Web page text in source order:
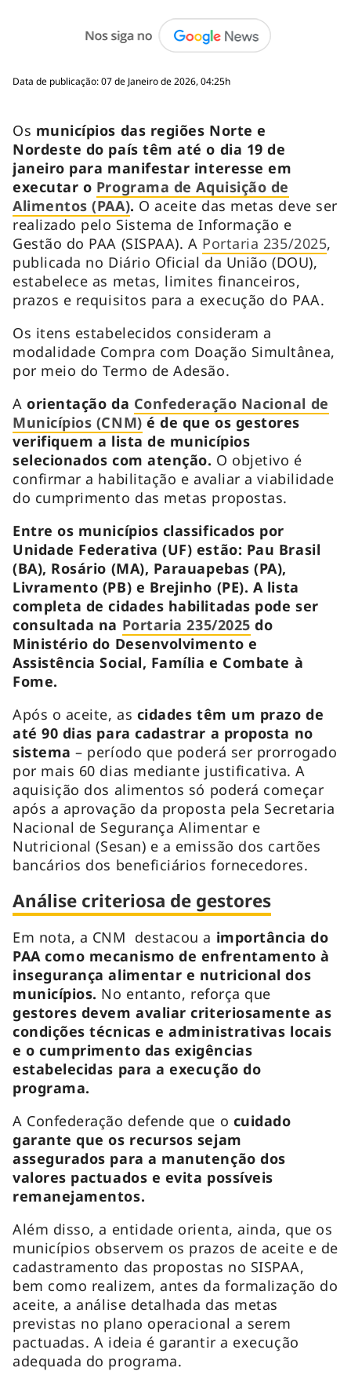
Data de publicação: 07 de Janeiro de 2026, 04:25h
Os municípios das regiões Norte e
Nordeste do país têm até o dia 19 de
janeiro para manifestar interesse em
executar o Programa de Aquisição de
Alimentos (PAA). O aceite das metas deve ser
realizado pelo Sistema de Informação e
Gestão do PAA (SISPAA). A Portaria 235/2025,
publicada no Diário Oficial da União (DOU),
estabelece as metas, limites financeiros,
prazos e requisitos para a execução do PAA.
Os itens estabelecidos consideram a
modalidade Compra com Doação Simultânea,
por meio do Termo de Adesão.
Aorientação da Confederação Nacional de
Municípios (CNM) é de que os gestores
verifiquem a lista de municípios
selecionados com atenção. O objetivo é
confirmar a habilitação e avaliar a viabilidade
do cumprimento das metas propostas.
Entre os municípios classificados por
Unidade Federativa (UF) estão: Pau Brasil
(BA), Rosário (MA), Parauapebas (PA),
Livramento (PB) e Brejinho (PE). A lista
completa de cidades habilitadas pode ser
consultada na Portaria 235/2025 do
Ministério do Desenvolvimento e
Assistência Social, Família e Combate à
Fome.
Após o aceite, as cidades têm um prazo de
até 90 dias para cadastrar a proposta no
sistema– período que poderá ser prorrogado
por mais 60 dias mediante justificativa. A
aquisição dos alimentos só poderá começar
após a aprovação da proposta pela Secretaria
Nacional de Segurança Alimentar e
Nutricional (Sesan) e a emissão dos cartões
bancários dos beneficiários fornecedores.
Análise criteriosa de gestores
Em nota, a CNM destacou a importância do
PAA como mecanismo de enfrentamento à
insegurança alimentar e nutricional dos
municípios. No entanto, reforça que
gestores devem avaliar criteriosamente as
condições técnicas e administrativas locais
e o cumprimento das exigências
estabelecidas para a execução do
programa.
A Confederação defende que o cuidado
garante que os recursos sejam
assegurados para a manutenção dos
valores pactuados e evita possíveis
remanejamentos.
Além disso, a entidade orienta, ainda, que os
municípios observem os prazos de aceite e de
cadastramento das propostas no SISPAA,
bem como realizem, antes da formalização do
aceite, a análise detalhada das metas
previstas no plano operacional a serem
pactuadas. A ideia é garantir a execução
adequada do programa.